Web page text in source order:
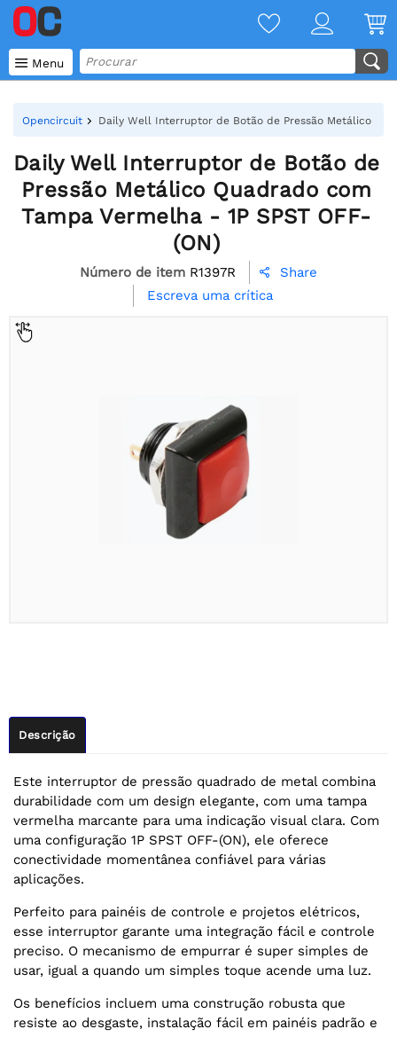
 Menu
Opencircuit Daily Well Interruptor de Botão de Pressão Metálico
Daily Well Interruptor de Botão de
Pressão Metálico Quadrado com
Tampa Vermelha - 1P SPST OFF-
(ON)
Número de item R1397R 
Share
Escreva uma crítica
Descrição
Este interruptor de pressão quadrado de metal combina
durabilidade com um design elegante, com uma tampa
vermelha marcante para uma indicação visual clara. Com
uma configuração 1P SPST OFF-(ON), ele oferece
conectividade momentânea confiável para várias
aplicações.
Perfeito para painéis de controle e projetos elétricos,
esse interruptor garante uma integração fácil e controle
preciso. O mecanismo de empurrar é super simples de
usar, igual a quando um simples toque acende uma luz.
Os benefícios incluem uma construção robusta que
resiste ao desgaste, instalação fácil em painéis padrão e